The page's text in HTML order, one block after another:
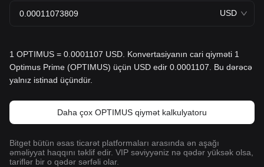
USD
1 OPTIMUS = 0.0001107 USD. Konvertasiyanın cari qiyməti 1
Optimus Prime (OPTIMUS) üçün USD edir 0.0001107. Bu dərəcə
yalnız istinad üçündür.
Daha çox OPTIMUS qiymət kalkulyatoru
Bitget bütün əsas ticarət platformaları arasında ən aşağı
əməliyyat haqqını təklif edir. VIP səviyyəniz nə qədər yüksək olsa,
tariflər bir o qədər sərfəli olar.